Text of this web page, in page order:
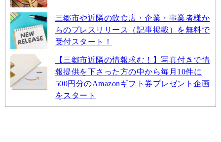
三郷市や近隣の飲食店・企業・事業者様か
らのプレスリリース（記事掲載）を無料で
受付スタート！
【三郷市近隣の情報求む！】写真付きで情
報提供を下さった方の中から毎月10件に
500円分のAmazonギフト券プレゼント企画
をスタート